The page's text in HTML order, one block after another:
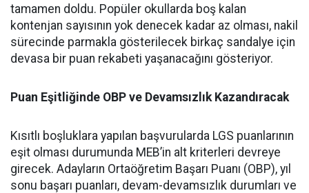
tamamen doldu. Popüler okullarda boş kalan
kontenjan sayısının yok denecek kadar az olması, nakil
sürecinde parmakla gösterilecek birkaç sandalye için
devasa bir puan rekabeti yaşanacağını gösteriyor.
Puan Eşitliğinde OBP ve Devamsızlık Kazandıracak
Kısıtlı boşluklara yapılan başvurularda LGS puanlarının
eşit olması durumunda MEB’in alt kriterleri devreye
girecek. Adayların Ortaöğretim Başarı Puanı (OBP), yıl
sonu başarı puanları, devam-devamsızlık durumları ve